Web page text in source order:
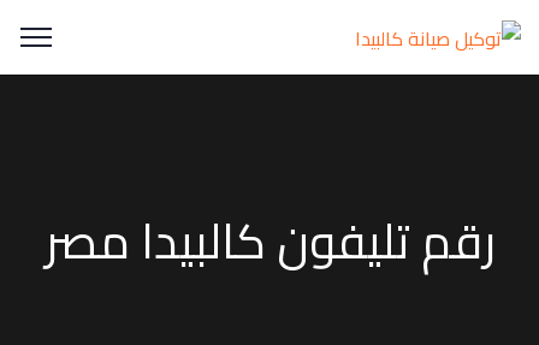
رقم تليفون كالبيدا مصر